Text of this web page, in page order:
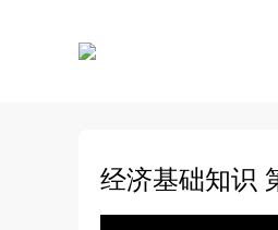
经济基础知识